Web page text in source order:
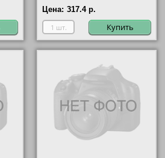
Цена: 317.4 р.
Купить